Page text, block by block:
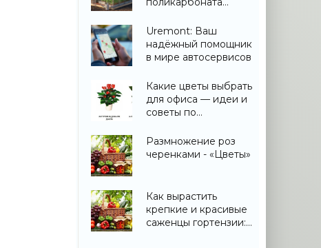
и подготовка
Uremont: Ваш
надёжный помощник
в мире автосервисов
Какие цветы выбрать
для офиса — идеи и
советы по
Размножение роз
черенками - «Цветы»
Как вырастить
крепкие и красивые
саженцы гортензии: